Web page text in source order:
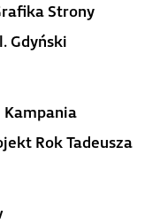
Strony
Gdyński
Rok Tadeusza